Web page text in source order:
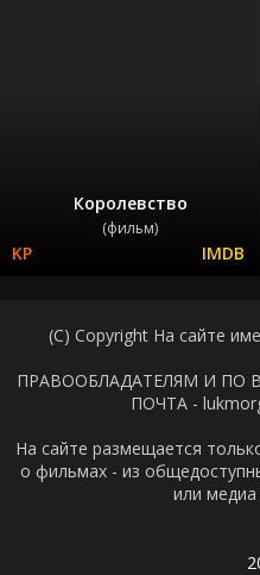
Королевство
(фильм)
(C) Copyright На сайте
ПРАВООБЛАДАТЕЛЯМ И ПО
ПОЧТА -
На сайте размещается
о фильмах - из
или